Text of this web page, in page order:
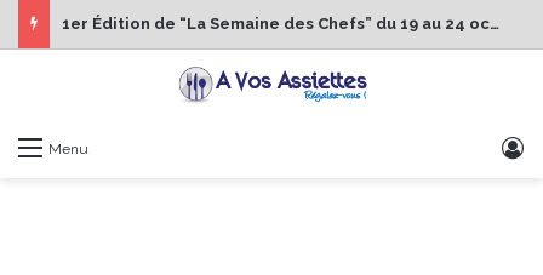
1er Édition de “La Semaine des Chefs” du 19 au 24 octobre 2026
Menu